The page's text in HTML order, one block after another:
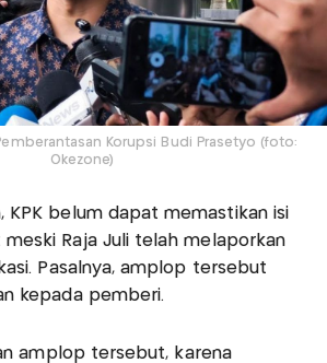
Korupsi Budi Prasetyo (foto:
Okezone)
KPK belum dapat memastikan isi
Raja Juli telah melaporkan
Pasalnya, amplop tersebut
kepada pemberi.
amplop tersebut, karena